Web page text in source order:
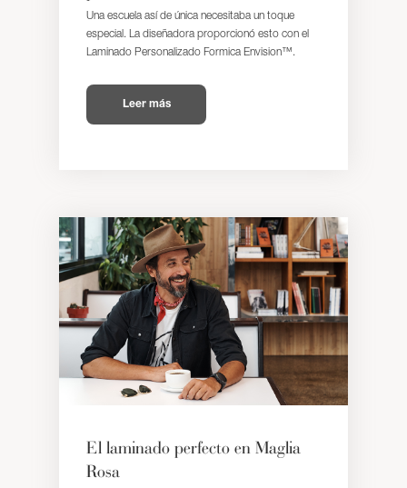
Una escuela así de única necesitaba un toque
especial. La diseñadora proporcionó esto con el
Laminado Personalizado Formica Envision™.
Leer más
El laminado perfecto en Maglia
Rosa